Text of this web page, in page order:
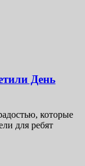
День
которые
для ребят